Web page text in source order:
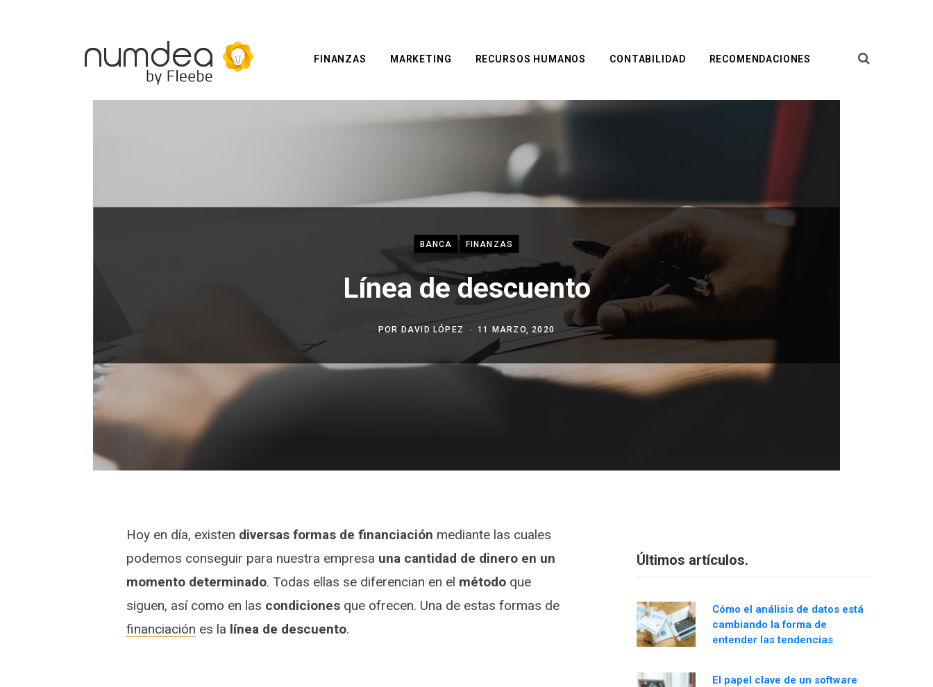
FINANZAS MARKETING RECURSOS HUMANOS CONTABILIDAD RECOMENDACIONES
BANCA FINANZAS
Línea de descuento
PORDAVID LÓPEZ 11 MARZO, 2020
Hoy en día, existen diversas formas de financiación mediante las cuales
podemos conseguir para nuestra empresa una cantidad de dinero en un
momento determinado. Todas ellas se diferencian en el métodoque
siguen, así como en las condicionesque ofrecen. Una de estas formas de
financiación es la línea de descuento.
Últimos artículos.
Cómo el análisis de datos está
cambiando la forma de
entender las tendencias
El papel clave de un software